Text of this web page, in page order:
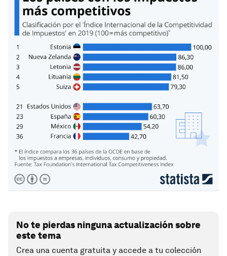
No te pierdas ninguna actualización sobre
este tema
Crea una cuenta gratuita y accede a tu colección